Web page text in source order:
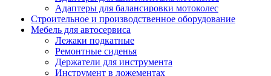
Адаптеры для балансировки мотоколес
Строительное и производственное оборудование
Мебель для автосервиса
Лежаки подкатные
Ремонтные сиденья
Держатели для инструмента
Инструмент в ложементах